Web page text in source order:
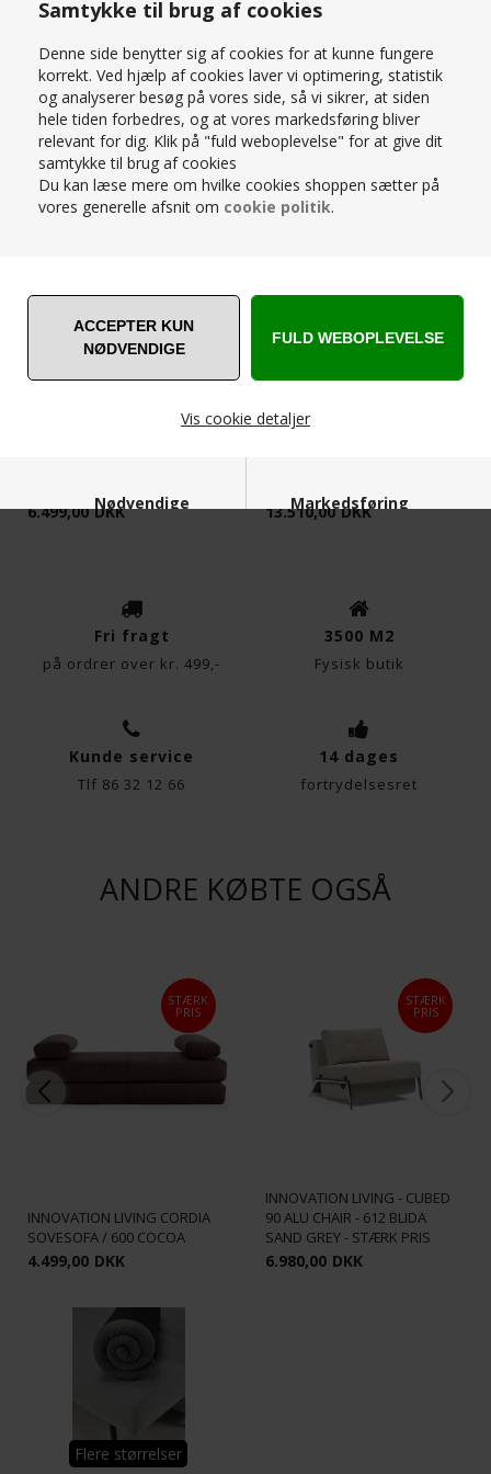
Samtykke til brug af cookies
Denne side benytter sig af cookies for at kunne fungere
korrekt. Ved hjælp af cookies laver vi optimering, statistik
og analyserer besøg på vores side, så vi sikrer, at siden
hele tiden forbedres, og at vores markedsføring bliver
relevant for dig. Klik på "fuld weboplevelse" for at give dit
samtykke til brug af cookies
Du kan læse mere om hvilke cookies shoppen sætter på
vores generelle afsnit om cookie politik.
Vis cookie detaljer
Nødvendige Markedsføring
Funktionelle Statistiske
RELATEREDE PRODUKTER
6.499,00 DKK 13.510,00 DKK
Fri fragt
på ordrer over kr. 499,-
3500 M2
Fysisk butik
Kunde service
Tlf 86 32 12 66
14 dages
fortrydelsesret
ANDRE KØBTE OGSÅ
STÆRK
PRIS
INNOVATION LIVING CORDIA
SOVESOFA / 600 COCOA
4.499,00 DKK
STÆRK
PRIS
INNOVATION LIVING - CUBED
90 ALU CHAIR - 612 BLIDA
SAND GREY - STÆRK PRIS
6.980,00 DKK
Flere størrelser